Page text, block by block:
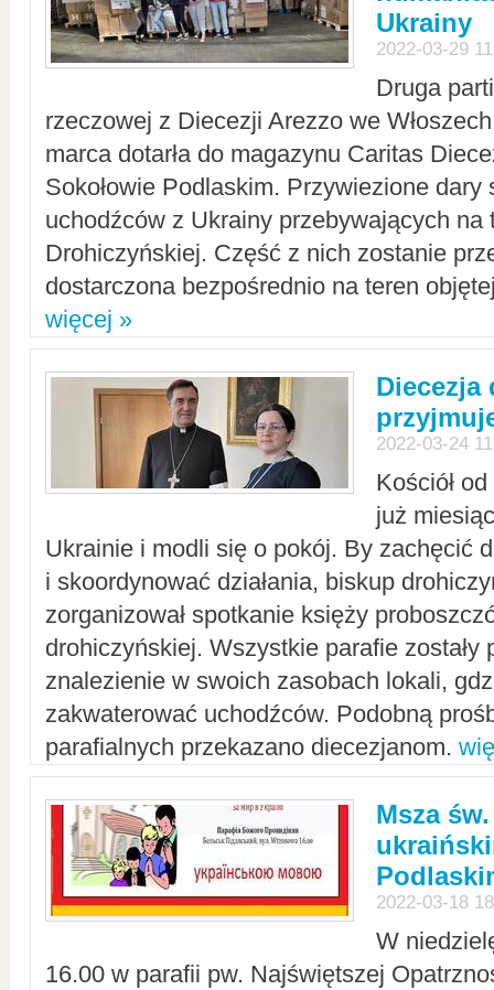
Ukrainy
2022-03-29
Druga
rzeczowej z Diecezji Arezzo we
marca dotarła do magazynu Caritas
Sokołowie Podlaskim. Przywiezione dary
uchodźców z Ukrainy przebywających na
Drohiczyńskiej. Część z nich zostanie
dostarczona bezpośrednio na teren
więcej »
Diecezja
2022-03-24
Kościół
już
Ukrainie i modli się o pokój. By zachęcić
i skoordynować działania, biskup
zorganizował spotkanie księży
drohiczyńskiej. Wszystkie parafie zostały
znalezienie w swoich zasobach lokali,
zakwaterować uchodźców. Podobną
parafialnych przekazano diecezjanom.
Msza
2022-03-18
W
16.00 w parafii pw. Najświętszej